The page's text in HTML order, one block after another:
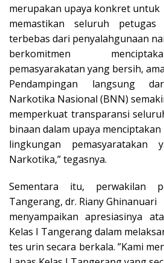
merupakan upaya konkret untuk
memastikan seluruh
terbebas dari penyalahgunaan
berkomitmen
pemasyarakatan yang bersih,
Pendampingan langsung
Narkotika Nasional (BNN)
memperkuat transparansi
binaan dalam upaya menciptakan
lingkungan pemasyaratakan
Narkotika,” tegasnya.
Sementara itu, perwakilan
Tangerang, dr. Riany Ghinanuari
menyampaikan apresiasinya
Kelas I Tangerang dalam
tes urin secara berkala. ”Kami